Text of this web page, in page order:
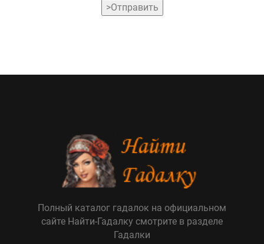
>Отправить
Полный каталог гадалок на официальном
сайте Найти-Гадалку смотрите в разделе
Гадалки